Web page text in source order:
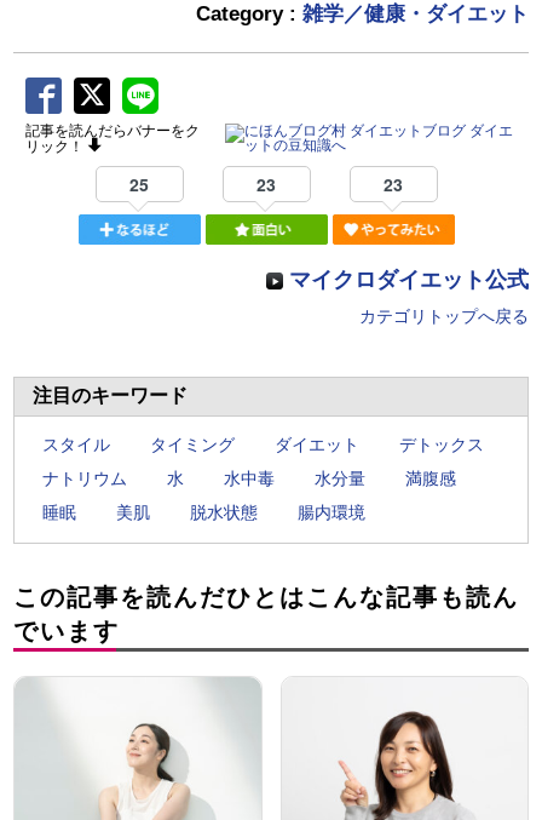
Category : 雑学／健康・ダイエット
記事を読んだらバナーをク
リック！
25 23 23
マイクロダイエット公式
カテゴリトップへ戻る
注目のキーワード
スタイル タイミング ダイエット
デトックス
ナトリウム
水 水中毒 水分量
満腹感
睡眠
美肌 脱水状態 腸内環境
この記事を読んだひとはこんな記事も読ん
でいます